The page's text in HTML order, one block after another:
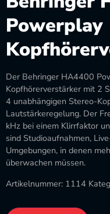
Powerplay
Der Behringer HA4400
Kopfhörerverstärker mit 2
4 unabhängigen Stereo-
Lautstärkeregelung. Der
kHz bei einem Klirrfaktor
sind Studioaufnahmen,
Umgebungen, in denen
überwachen müssen.
Artikelnummer: 1114